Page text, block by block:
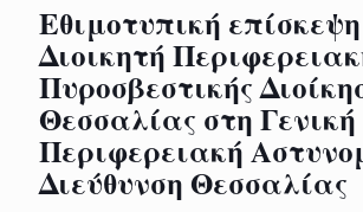
Εθιμοτυπική
Διοικητή
Πυροσβεστικής
Θεσσαλίας στη Γενική
Περιφερειακή
Διεύθυνση Θεσσαλίας